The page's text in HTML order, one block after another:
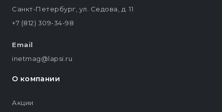
Санкт-Петербург, ул. Седова, д. 11
+7 (812) 309-34-98
Email
inetmag@lapsi.ru
О компании
Акции